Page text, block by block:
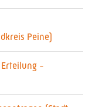
Peine)
-